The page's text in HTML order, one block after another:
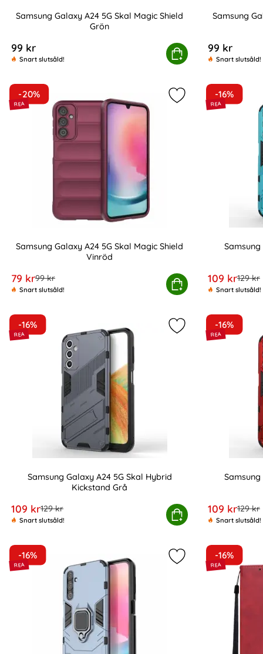
Samsung Galaxy A24 5G Skal Magic Shield
Grön
99 kr
Snart slutsåld!
Köp
Samsung Galaxy A24 5G Skal Magic Shield
Samsung
99 kr
Snart slutsåld!
-20%
Samsung Galaxy A24 5G Skal Magic Shield
Vinröd
rea pris
79 krtidigare pris
99 kr
Snart slutsåld!
Köp
Samsung Galaxy A24 5G Skal Magic Shield
Markera samsung
-16%
rea pris
109 kr129 kr
Snart slutsåld!
-16%
Samsung Galaxy A24 5G Skal Hybrid
Kickstand Grå
rea pris
109 krtidigare pris
129 kr
Snart slutsåld!
Köp
Samsung Galaxy A24 5G Skal Hybrid
Markera samsung
-16%
rea pris
109 kr129 kr
Snart slutsåld!
-16%
Markera samsung
-16%